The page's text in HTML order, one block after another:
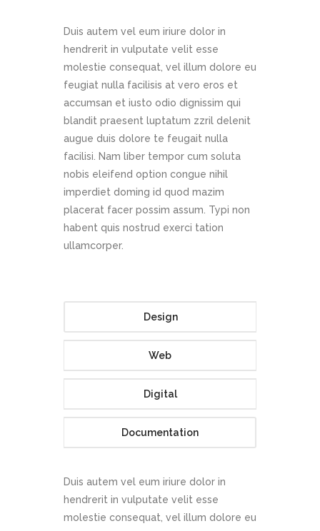
Duis autem vel eum iriure dolor in
hendrerit in vulputate velit esse
molestie consequat, vel illum dolore eu
feugiat nulla facilisis at vero eros et
accumsan et iusto odio dignissim qui
blandit praesent luptatum zzril delenit
augue duis dolore te feugait nulla
facilisi. Nam liber tempor cum soluta
nobis eleifend option congue nihil
imperdiet doming id quod mazim
placerat facer possim assum. Typi non
habent quis nostrud exerci tation
ullamcorper.
Design
Web
Digital
Documentation
Duis autem vel eum iriure dolor in
hendrerit in vulputate velit esse
molestie consequat, vel illum dolore eu